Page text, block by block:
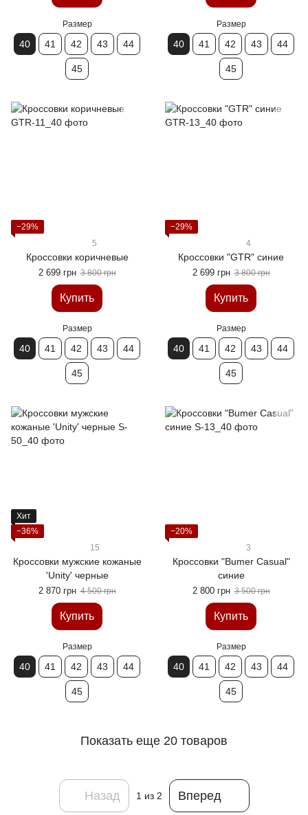
Размер
40 41 42 43 44
45
Размер
40 41 42 43 44
45
−29%
5
Кроссовки коричневые
2 699 грн 3 800 грн
Купить
Размер
40 41 42 43 44
45
−29%
4
Кроссовки "GTR" синие
2 699 грн 3 800 грн
Купить
Размер
40 41 42 43 44
45
Хит
−36%
15
Кроссовки мужские кожаные
'Unity' черные
2 870 грн 4 500 грн
Купить
Размер
40 41 42 43 44
45
−20%
3
Кроссовки "Bumer Casual"
синие
2 800 грн 3 500 грн
Купить
Размер
40 41 42 43 44
45
Показать еще 20 товаров
Назад 1 из 2 Вперед